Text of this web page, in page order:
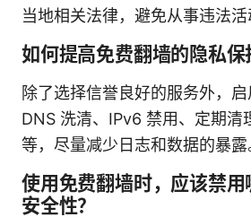
当地相关法律，避免从事违法活
如何提高免费翻墙的隐私保
除了选择信誉良好的服务外，启
DNS 洗清、IPv6 禁用、定期清
等，尽量减少日志和数据的暴露
使用免费翻墙时，应该禁
安全性？